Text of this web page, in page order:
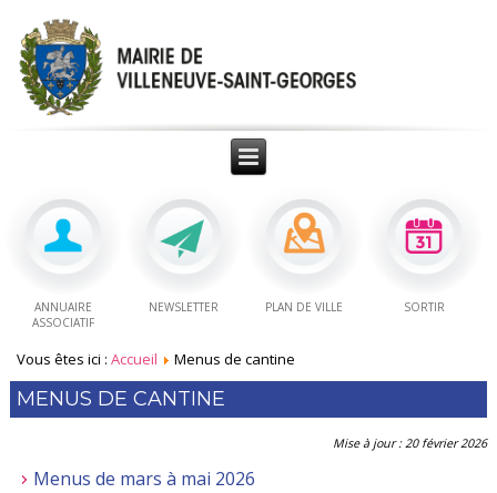
ANNUAIRE
ASSOCIATIF
NEWSLETTER PLAN DE VILLE SORTIR
Vous êtes ici :Accueil Menus de cantine
MENUS DE CANTINE
Mise à jour : 20 février 2026
Menus de mars à mai 2026